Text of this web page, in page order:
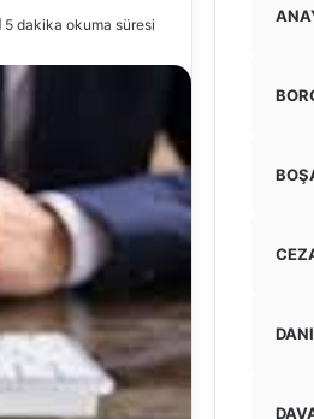
5 dakika okuma süresi